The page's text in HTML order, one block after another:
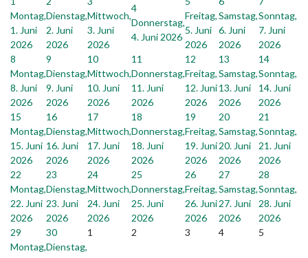
Montag,
1. Juni
2026
Dienstag,
2. Juni
2026
Mittwoch,
3. Juni
2026
4
Donnerstag,
4. Juni 2026
Freitag,
5. Juni
2026
Samstag,
6. Juni
2026
Sonntag,
7. Juni
2026
8
Montag,
8. Juni
2026
9
Dienstag,
9. Juni
2026
10
Mittwoch,
10. Juni
2026
11
Donnerstag,
11. Juni
2026
12
Freitag,
12. Juni
2026
13
Samstag,
13. Juni
2026
14
Sonntag,
14. Juni
2026
15
Montag,
15. Juni
2026
16
Dienstag,
16. Juni
2026
17
Mittwoch,
17. Juni
2026
18
Donnerstag,
18. Juni
2026
19
Freitag,
19. Juni
2026
20
Samstag,
20. Juni
2026
21
Sonntag,
21. Juni
2026
22
Montag,
22. Juni
2026
23
Dienstag,
23. Juni
2026
24
Mittwoch,
24. Juni
2026
25
Donnerstag,
25. Juni
2026
26
Freitag,
26. Juni
2026
27
Samstag,
27. Juni
2026
28
Sonntag,
28. Juni
2026
29
Montag,
30
Dienstag,
1 2 3 4 5